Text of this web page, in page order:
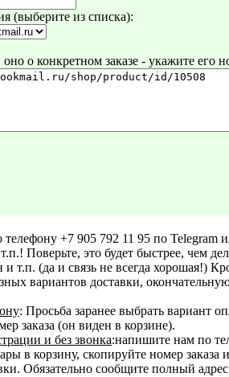
(выберите из списка):
о конкретном заказе - укажите его
+7 905 792 11 95 по Telegram
Поверьте, это будет быстрее, чем
и т.п. (да и связь не всегда хорошая!)
вариантов доставки,
: Просьба заранее выбрать вариант
заказа (он виден в корзине).
и без звонка:напишите нам по
в корзину, скопируйте номер заказа
Обязательно сообщите полный